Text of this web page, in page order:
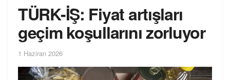
TÜRK-İŞ: Fiyat artışları
geçim koşullarını zorluyor
1 Haziran 2026